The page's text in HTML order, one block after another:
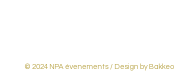
© 2024 NPA évenements / Design by Bakkeo